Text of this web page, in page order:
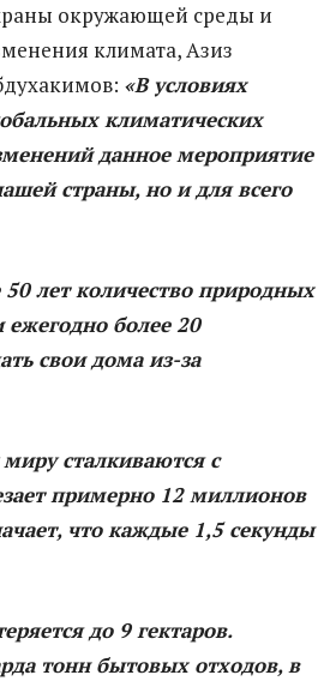
окружающей среды и
климата, Азиз
«В условиях
климатических
данное мероприятие
страны, но и для всего
лет количество природных
ежегодно более 20
свои дома из-за
сталкиваются с
примерно 12 миллионов
что каждые 1,5 секунды
до 9 гектаров.
тонн бытовых отходов, в